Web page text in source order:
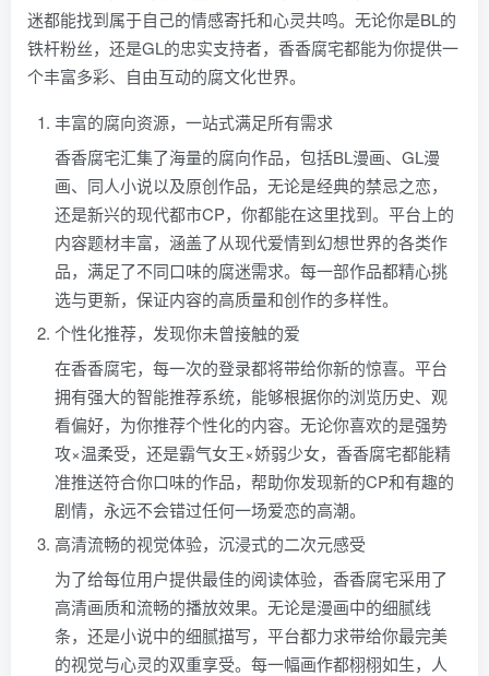
迷都能找到属于自己的情感寄托和心灵共鸣。无论你是BL的
铁杆粉丝，还是GL的忠实支持者，香香腐宅都能为你提供一
个丰富多彩、自由互动的腐文化世界。
丰富的腐向资源，一站式满足所有需求
香香腐宅汇集了海量的腐向作品，包括BL漫画、GL漫
画、同人小说以及原创作品，无论是经典的禁忌之恋，
还是新兴的现代都市CP，你都能在这里找到。平台上的
内容题材丰富，涵盖了从现代爱情到幻想世界的各类作
品，满足了不同口味的腐迷需求。每一部作品都精心挑
选与更新，保证内容的高质量和创作的多样性。
个性化推荐，发现你未曾接触的爱
在香香腐宅，每一次的登录都将带给你新的惊喜。平台
拥有强大的智能推荐系统，能够根据你的浏览历史、观
看偏好，为你推荐个性化的内容。无论你喜欢的是强势
攻×温柔受，还是霸气女王×娇弱少女，香香腐宅都能精
准推送符合你口味的作品，帮助你发现新的CP和有趣的
剧情，永远不会错过任何一场爱恋的高潮。
高清流畅的视觉体验，沉浸式的二次元感受
为了给每位用户提供最佳的阅读体验，香香腐宅采用了
高清画质和流畅的播放效果。无论是漫画中的细腻线
条，还是小说中的细腻描写，平台都力求带给你最完美
的视觉与心灵的双重享受。每一幅画作都栩栩如生，人